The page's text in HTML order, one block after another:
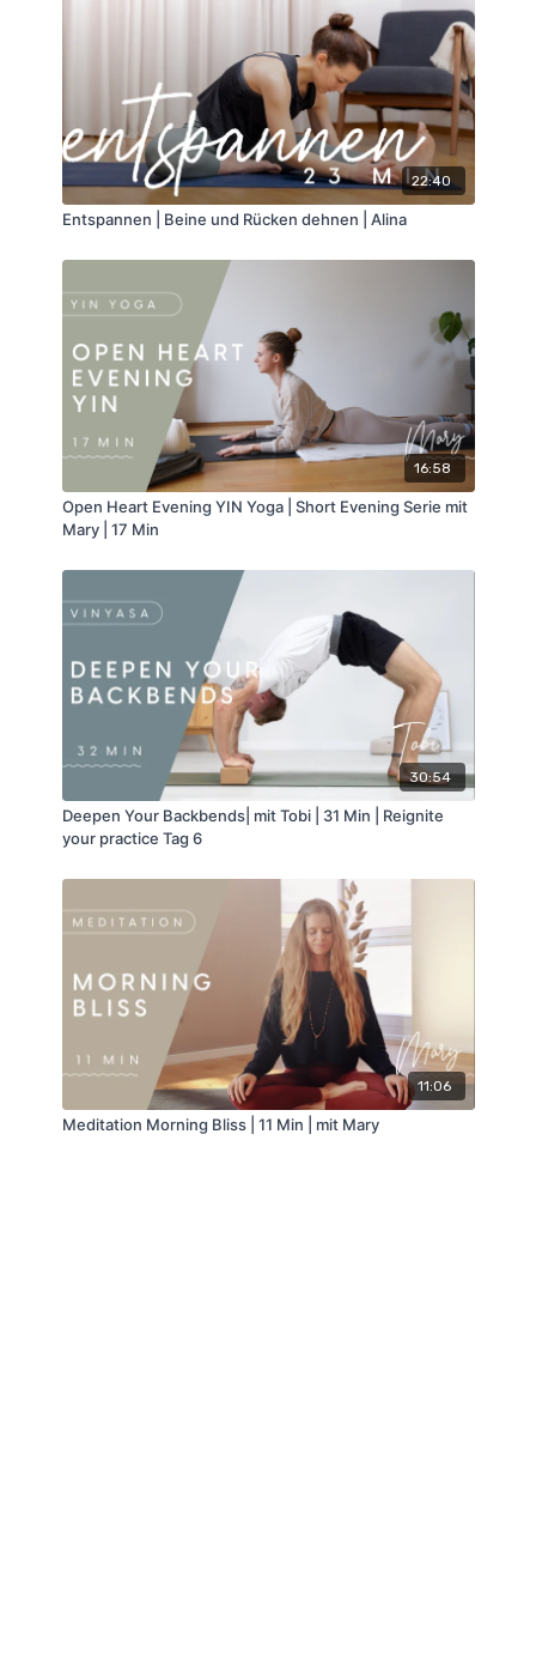
22:40
Entspannen | Beine und Rücken dehnen | Alina
16:58
Open Heart Evening YIN Yoga | Short Evening Serie mit
Mary | 17 Min
30:54
Deepen Your Backbends| mit Tobi | 31 Min | Reignite
your practice Tag 6
11:06
Meditation Morning Bliss | 11 Min | mit Mary